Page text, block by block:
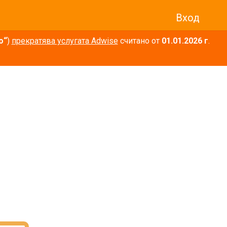
Вход
) прекратява услугата Adwiseсчитано от 01.01.2026 г.